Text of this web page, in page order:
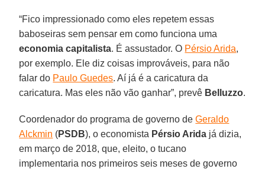
“Fico impressionado como eles repetem essas
baboseiras sem pensar em como funciona uma
economia capitalista. É assustador. O Pérsio Arida,
por exemplo. Ele diz coisas improváveis, para não
falar do Paulo Guedes. Aí já é a caricatura da
caricatura. Mas eles não vão ganhar”, prevê Belluzzo.
Coordenador do programa de governo deGeraldo
Alckmin (PSDB), o economista Pérsio Arida já dizia,
em março de 2018, que, eleito, o tucano
implementaria nos primeiros seis meses de governo